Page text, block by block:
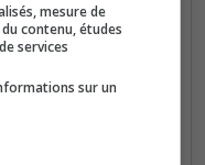
mesure de
contenu, études
services
sur un